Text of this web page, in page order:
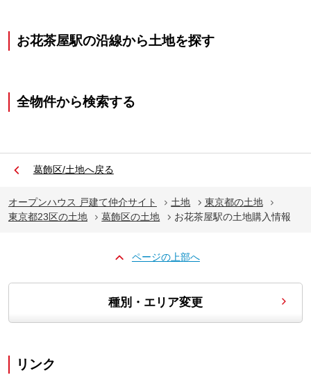
お花茶屋駅の沿線から土地を探す
全物件から検索する
葛飾区/土地へ戻る
オープンハウス 戸建て仲介サイト 土地
東京都の土地
東京都23区の土地
葛飾区の土地 お花茶屋駅の土地購入情報
ページの上部へ
種別・エリア変更
リンク